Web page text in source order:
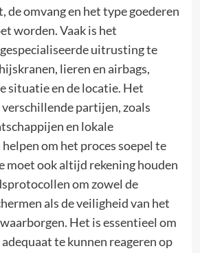
de omvang en het type goederen
worden. Vaak is het
uitrusting te
lieren en airbags,
situatie en de locatie. Het
partijen, zoals
en lokale
om het proces soepel te
moet ook altijd rekening houden
om zowel de
als de veiligheid van het
Het is essentieel om
te kunnen reageren op